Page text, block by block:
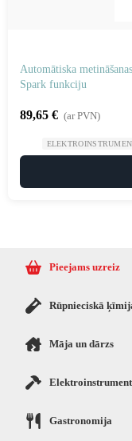
Automātiska
Spark funkciju
89,65 € (ar PVN)
Pieejams uzreiz
Rūpnieciskā
Māja un dārzs
Gastronomija